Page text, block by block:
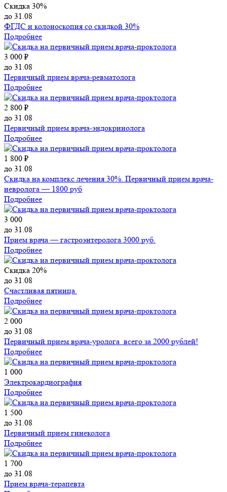
Скидка 30%
до 31.08
ФГДС и колоноскопия со скидкой 30%
Подробнее
3 000 ₽
до 31.08
Первичный прием врача-ревматолога
Подробнее
2 800 ₽
до 31.08
Первичный прием врача-эндокринолога
Подробнее
1 800 ₽
до 31.08
Скидка на комплекс лечения 30%. Первичный прием врача-
невролога — 1800 руб
Подробнее
3 000
до 31.08
Прием врача — гастроэнтеролога 3000 руб.
Подробнее
Скидка 20%
до 31.08
Счастливая пятница
Подробнее
2 000
до 31.08
Первичный прием врача-уролога всего за 2000 рублей!
Подробнее
1 000
Электрокардиография
Подробнее
1 500
до 31.08
Первичный прием гинеколога
Подробнее
1 700
до 31.08
Прием врача-терапевта